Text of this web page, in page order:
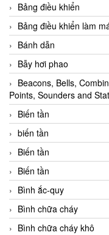
Bảng điều khiển
Bảng điều khiển làm
Bánh dẫn
Bẫy hơi phao
Beacons, Bells,
Points, Sounders and
Biến tần
biến tần
Biến tần
Biến tần
Bình ắc-quy
Bình chữa cháy
Bình chữa cháy khô